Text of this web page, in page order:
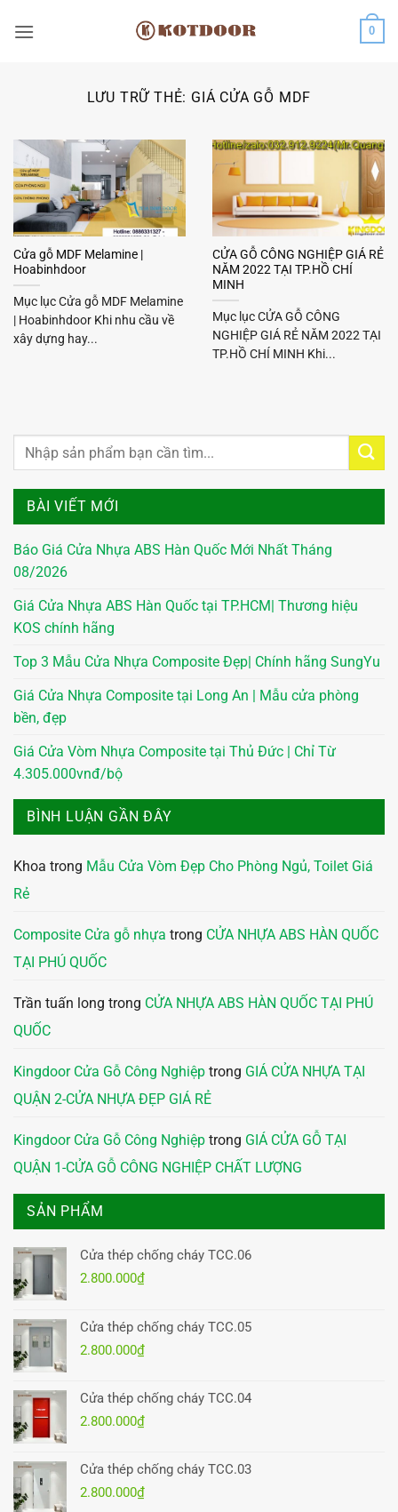
qua
0
LƯU TRỮ THẺ: GIÁ CỬA GỖ MDF
BÀI VIẾT MỚI
Báo Giá Cửa Nhựa ABS Hàn Quốc Mới Nhất Tháng
08/2026
Giá Cửa Nhựa ABS Hàn Quốc tại TP.HCM| Thương hiệu
KOS chính hãng
Top 3 Mẫu Cửa Nhựa Composite Đẹp| Chính hãng SungYu
Giá Cửa Nhựa Composite tại Long An | Mẫu cửa phòng
bền, đẹp
Giá Cửa Vòm Nhựa Composite tại Thủ Đức | Chỉ Từ
4.305.000vnđ/bộ
BÌNH LUẬN GẦN ĐÂY
Khoa trong Mẫu Cửa Vòm Đẹp Cho Phòng Ngủ, Toilet Giá
Rẻ
Composite Cửa gỗ nhựa trong CỬA NHỰA ABS HÀN QUỐC
TẠI PHÚ QUỐC
Trần tuấn long trong CỬA NHỰA ABS HÀN QUỐC TẠI PHÚ
QUỐC
Kingdoor Cửa Gỗ Công Nghiệp trong GIÁ CỬA NHỰA TẠI
QUẬN 2-CỬA NHỰA ĐẸP GIÁ RẺ
Kingdoor Cửa Gỗ Công Nghiệp trong GIÁ CỬA GỖ TẠI
QUẬN 1-CỬA GỖ CÔNG NGHIỆP CHẤT LƯỢNG
SẢN PHẨM
Cửa thép chống cháy TCC.06
2.800.000₫
Cửa thép chống cháy TCC.05
2.800.000₫
Cửa thép chống cháy TCC.04
2.800.000₫
Cửa thép chống cháy TCC.03
2.800.000₫
Cửa gỗ MDF Melamine |
Hoabinhdoor
Mục lục Cửa gỗ MDF Melamine
| Hoabinhdoor Khi nhu cầu về
xây dựng hay...
CỬA GỖ CÔNG NGHIỆP GIÁ RẺ
NĂM 2022 TẠI TP.HỒ CHÍ
MINH
Mục lục CỬA GỖ CÔNG
NGHIỆP GIÁ RẺ NĂM 2022 TẠI
TP.HỒ CHÍ MINH Khi...